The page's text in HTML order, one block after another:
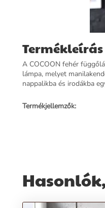
Termékleírás
A COCOON fehér
lámpa, melyet
nappalikba és irodákba
Termékjellemzők:
Szín:Fehér
Szállítási díj:1990 Ft